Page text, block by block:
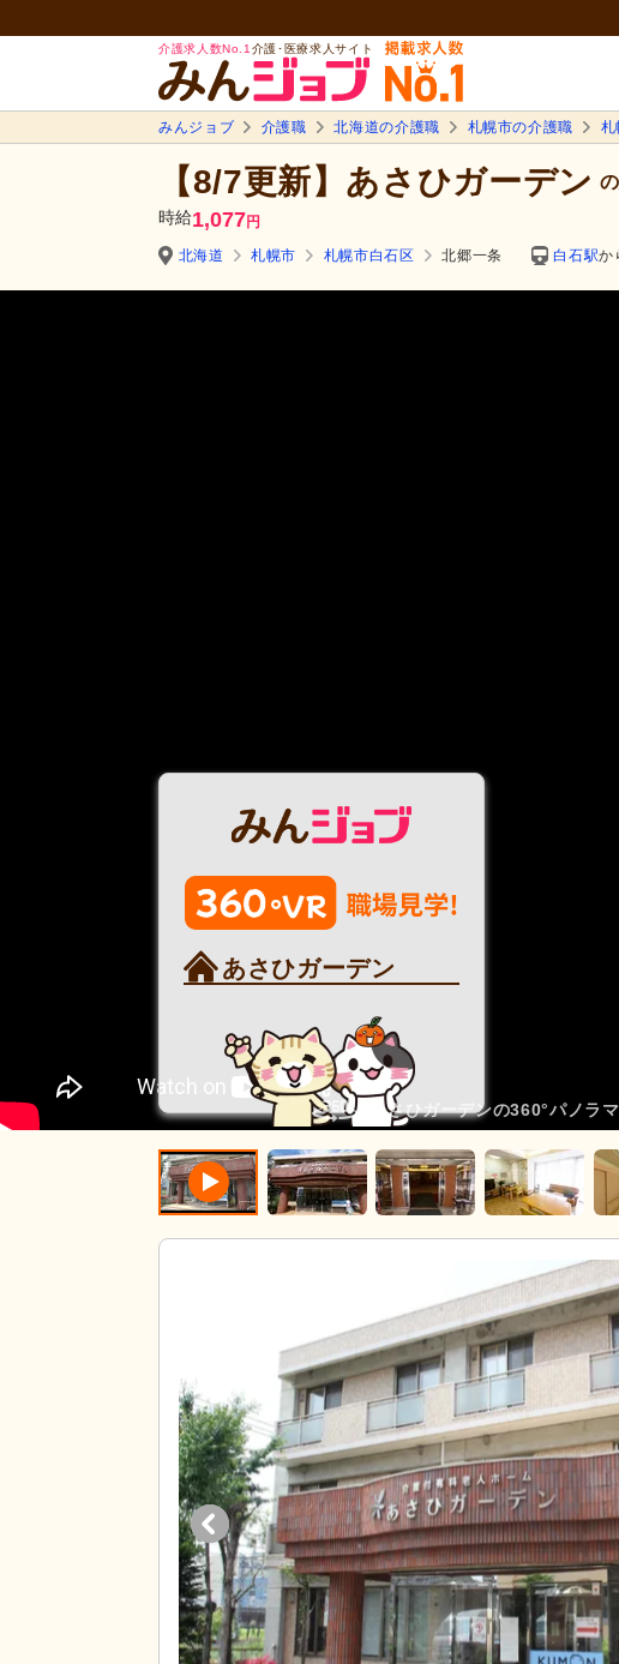
介護求人数No.1 介護･医療求人サイト
みんジョブ 介護職 北海道の介護職 札幌市の介護職 札
【8/7更新】あさひガーデン
時給1,077円
北海道 札幌市 札幌市白石区 北郷一条 白石駅か
あさひガーデン
あさひガーデンの360°パノラ